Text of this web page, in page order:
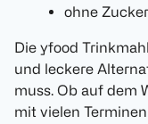
ohne
Die yfood
und leckere
muss. Ob auf dem
mit vielen